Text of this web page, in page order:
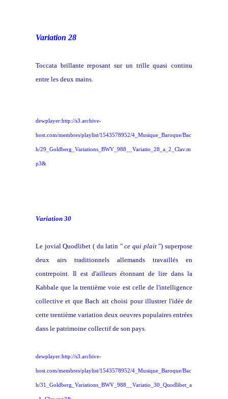
Variation 28
Toccata brillante reposant sur un trille quasi continu
entre les deux mains.
dewplayer:http://s3.archive-
host.com/membres/playlist/1543578952/4_Musique_Baroque/Bac
h/29_Goldberg_Variations_BWV_988__Variatio_28_a_2_Clav.m
p3&
Variation 30
Le jovial Quodlibet ( du latin "ce qui plait") superpose
deux airs traditionnels allemands travaillés en
contrepoint. Il est d'ailleurs étonnant de lire dans la
Kabbale que la trentième voie est celle de l'intelligence
collective et que Bach ait choisi pour illustrer l'idée de
cette trentième variation deux oeuvres populaires entrées
dans le patrimoine collectif de son pays.
dewplayer:http://s3.archive-
host.com/membres/playlist/1543578952/4_Musique_Baroque/Bac
h/31_Goldberg_Variations_BWV_988__Variatio_30_Quodlibet_a